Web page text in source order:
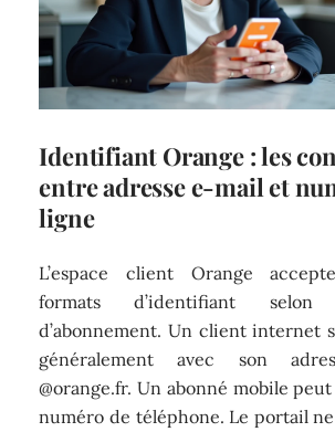
Identifiant Orange : les
entre adresse e-mail et
ligne
L’espace client Orange
formats d’identifiant
d’abonnement. Un client internet
généralement avec son
@orange.fr. Un abonné mobile
numéro de téléphone. Le portail